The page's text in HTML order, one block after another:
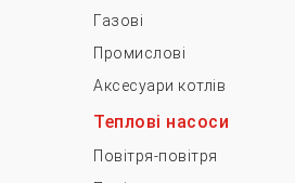
Газові
Промислові
Аксесуари котлів
Теплові насоси
Повітря-повітря